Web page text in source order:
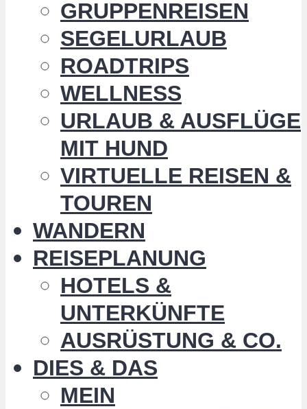
GRUPPENREISEN
SEGELURLAUB
ROADTRIPS
WELLNESS
URLAUB & AUSFLÜGE
MIT HUND
VIRTUELLE REISEN &
TOUREN
WANDERN
REISEPLANUNG
HOTELS &
UNTERKÜNFTE
AUSRÜSTUNG & CO.
DIES & DAS
MEIN